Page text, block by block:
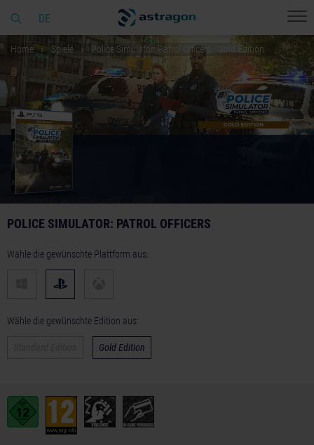
DE
Home Spiele Police Simulator: Patrol Officers - Gold Edition
POLICE SIMULATOR: PATROL OFFICERS
Wähle die gewünschte Plattform aus:
Wähle die gewünschte Edition aus:
Gold Edition